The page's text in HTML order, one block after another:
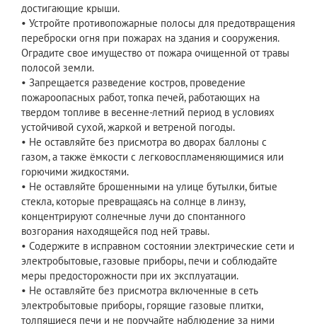
достигающие крыши.
• Устройте противопожарные полосы для предотвращения
переброски огня при пожарах на здания и сооружения.
Оградите свое имущество от пожара очищенной от травы
полосой земли.
• Запрещается разведение костров, проведение
пожароопасных работ, топка печей, работающих на
твердом топливе в весенне-летний период в условиях
устойчивой сухой, жаркой и ветреной погоды.
• Не оставляйте без присмотра во дворах баллоны с
газом, а также ёмкости с легковоспламеняющимися или
горючими жидкостями.
• Не оставляйте брошенными на улице бутылки, битые
стекла, которые превращаясь на солнце в линзу,
концентрируют солнечные лучи до спонтанного
возгорания находящейся под ней травы.
• Содержите в исправном состоянии электрические сети и
электробытовые, газовые приборы, печи и соблюдайте
меры предосторожности при их эксплуатации.
• Не оставляйте без присмотра включенные в сеть
электробытовые приборы, горящие газовые плитки,
толпящиеся печи и не поручайте наблюдение за ними